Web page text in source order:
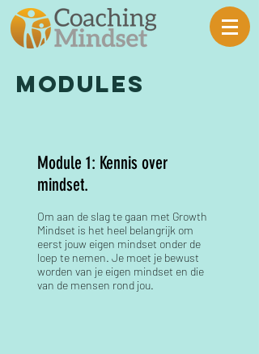
MODULES
Module 1: Kennis over
mindset.
Om aan de slag te gaan met Growth
Mindset is het heel belangrijk om
eerst jouw eigen mindset onder de
loep te nemen. Je moet je bewust
worden van je eigen mindset en die
van de mensen rond jou.